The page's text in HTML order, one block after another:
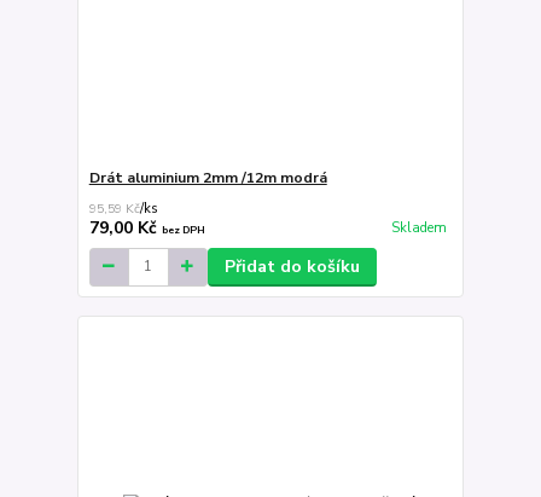
Drát aluminium 2mm /12m modrá
95,59 Kč/ks
79,00 Kč bez DPH Skladem
Přidat do košíku